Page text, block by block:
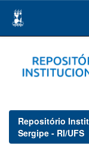
navigation
Repositório
Sergipe - RI/UFS